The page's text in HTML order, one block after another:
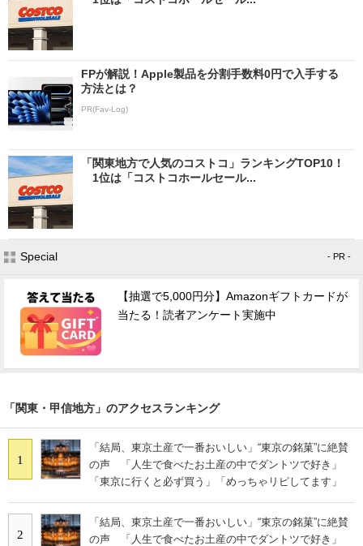
FPが解説！Apple製品を分割手数料0円で入手する
方法とは？
PR(Fav-Log)
「関東地方で人気のコストコ」ランキングTOP10！
1位は「コストコホールセール...
Special - PR -
【抽選で5,000円分】Amazonギフトカードが
当たる！読者アンケート実施中
「関東・甲信地方」のアクセスランキング
1
「結局、東京土産で一番おいしい」“東京の銘菓”に絶賛
の声 「人生で食べたお土産の中でダントツで好き」
「東京に行くと必ず買う」「めっちゃリピしてます」
2
「結局、東京土産で一番おいしい」“東京の銘菓”に絶賛
の声 「人生で食べたお土産の中でダントツで好き」